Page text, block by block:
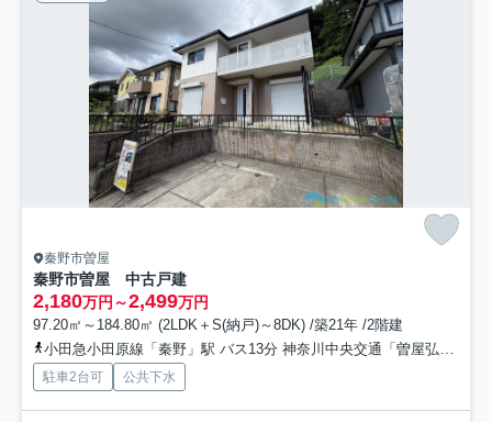
秦野市曽屋
秦野市曽屋 中古戸建
2,180万円～2,499万円
97.20㎡～184.80㎡ (2LDK＋S(納戸)～8DK) /築21年 /2階建
小田急小田原線「秦野」駅 バス13分 神奈川中央交通「曽屋弘法」 停歩4分
駐車2台可 公共下水